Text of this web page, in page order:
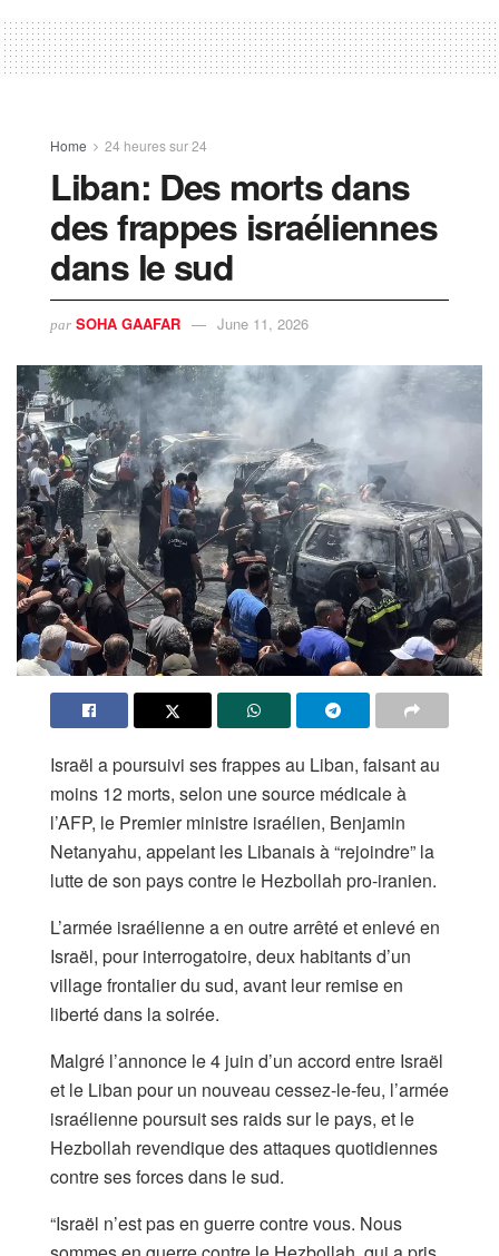
Home 24 heures sur 24
Liban: Des morts dans
des frappes israéliennes
dans le sud
par SOHA GAAFAR June 11, 2026
Israël a poursuivi ses frappes au Liban, faisant au
moins 12 morts, selon une source médicale à
l’AFP, le Premier ministre israélien, Benjamin
Netanyahu, appelant les Libanais à “rejoindre” la
lutte de son pays contre le Hezbollah pro-iranien.
L’armée israélienne a en outre arrêté et enlevé en
Israël, pour interrogatoire, deux habitants d’un
village frontalier du sud, avant leur remise en
liberté dans la soirée.
Malgré l’annonce le 4 juin d’un accord entre Israël
et le Liban pour un nouveau cessez-le-feu, l’armée
israélienne poursuit ses raids sur le pays, et le
Hezbollah revendique des attaques quotidiennes
contre ses forces dans le sud.
“Israël n’est pas en guerre contre vous. Nous